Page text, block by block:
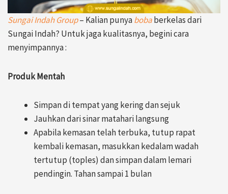
Sungai Indah Group– Kalian punyabobaberkelas dari
Sungai Indah? Untuk jaga kualitasnya, begini cara
menyimpannya :
Produk Mentah
Simpan di tempat yang kering dan sejuk
Jauhkan dari sinar matahari langsung
Apabila kemasan telah terbuka, tutup rapat
kembali kemasan, masukkan kedalam wadah
tertutup (toples) dan simpan dalam lemari
pendingin. Tahan sampai 1 bulan